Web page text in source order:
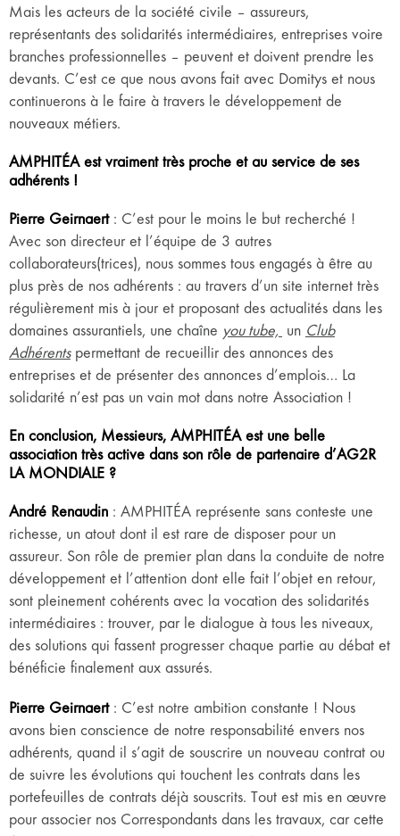
Mais les acteurs de la société civile – assureurs,
représentants des solidarités intermédiaires, entreprises voire
branches professionnelles – peuvent et doivent prendre les
devants. C’est ce que nous avons fait avec Domitys et nous
continuerons à le faire à travers le développement de
nouveaux métiers.
AMPHITÉA est vraiment très proche et au service de ses
adhérents !
Pierre Geirnaert: C’est pour le moins le but recherché !
Avec son directeur et l’équipe de 3 autres
collaborateurs(trices), nous sommes tous engagés à être au
plus près de nos adhérents : au travers d’un site internet très
régulièrement mis à jour et proposant des actualités dans les
domaines assurantiels, une chaîne you tube, un Club
Adhérentspermettant de recueillir des annonces des
entreprises et de présenter des annonces d’emplois… La
solidarité n’est pas un vain mot dans notre Association !
En conclusion, Messieurs, AMPHITÉA est une belle
association très active dans son rôle de partenaire d’AG2R
LA MONDIALE ?
André Renaudin : AMPHITÉA représente sans conteste une
richesse, un atout dont il est rare de disposer pour un
assureur. Son rôle de premier plan dans la conduite de notre
développement et l’attention dont elle fait l’objet en retour,
sont pleinement cohérents avec la vocation des solidarités
intermédiaires : trouver, par le dialogue à tous les niveaux,
des solutions qui fassent progresser chaque partie au débat et
bénéficie finalement aux assurés.
Pierre Geirnaert: C’est notre ambition constante ! Nous
avons bien conscience de notre responsabilité envers nos
adhérents, quand il s’agit de souscrire un nouveau contrat ou
de suivre les évolutions qui touchent les contrats dans les
portefeuilles de contrats déjà souscrits. Tout est mis en œuvre
pour associer nos Correspondants dans les travaux, car cette